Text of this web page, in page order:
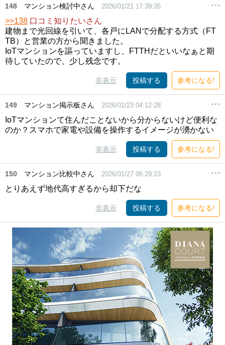
148 マンション検討中さん 2026/01/21 17:39:35
>>138 口コミ知りたいさん
建物まで光回線を引いて、各戸にLANで分配する方式（FT
TB）と営業の方から聞きました。
IoTマンションを謳っていますし、FTTHだといいなぁと期
待していたので、少し残念です。
非表示 投稿する 参考になる!
149 マンション掲示板さん 2026/01/23 04:12:28
IoTマンションて住んだことないから分からないけど便利な
のか？スマホで家電や設備を操作するイメージが湧かない
非表示 投稿する 参考になる!
150 マンション比較中さん 2026/01/27 06:29:23
とりあえず地代高すぎるから却下だな
非表示 投稿する 参考になる!